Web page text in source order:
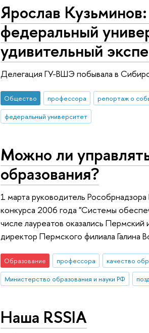
Ярослав
федеральный
удивительный
Делегация ГУ-ВШЭ побывала в
Общество профессора репортаж о
федеральный университет
Можно ли
образования?
1 марта руководитель
конкурса 2006 года "Системы
числе лауреатов оказались
директор Пермского филиала Галина
Образование профессора качество
Министерство образования и науки РФ
Наша RSSIA